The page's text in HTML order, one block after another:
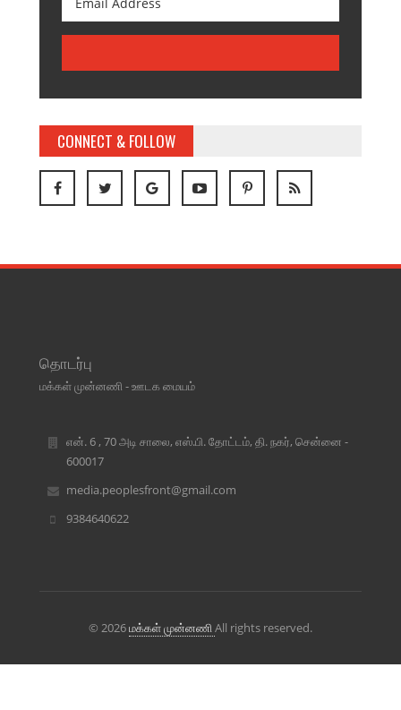
CONNECT & FOLLOW
தொடர்பு
மக்கள் முன்னணி - ஊடக மையம்
என். 6 , 70 அடி சாலை, எஸ்.பி. தோட்டம், தி. நகர், சென்னை -
600017
media.peoplesfront@gmail.com
9384640622
© 2026மக்கள் முன்னணி All rights reserved.